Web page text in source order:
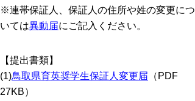
※連帯保証人、保証人の住所や姓の変更につ
いては異動届にご記入ください。
【提出書類】
(1)鳥取県育英奨学生保証人変更届 （PDF
27KB）